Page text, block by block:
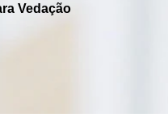
Vedação